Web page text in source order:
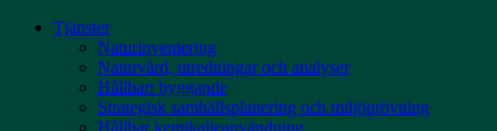
Skip
Tjänster
Naturinventering
Naturvård, utredningar och analyser
Hållbart byggande
Strategisk samhällsplanering och miljöprövning
Hållbar kemikalieanvändning